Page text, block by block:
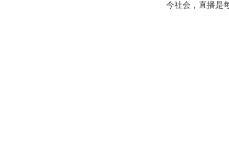
今社会，直播是